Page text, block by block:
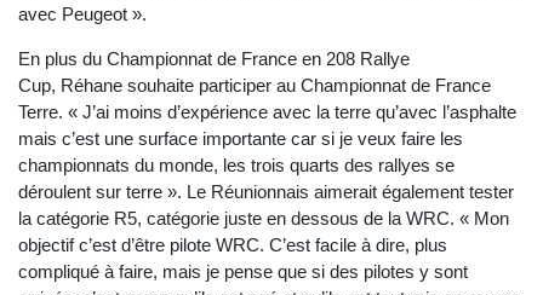
avec Peugeot ».
En plus du Championnat de France en 208 Rallye
Cup, Réhane souhaite participer au Championnat de France
Terre. « J’ai moins d’expérience avec la terre qu’avec l’asphalte
mais c’est une surface importante car si je veux faire les
championnats du monde, les trois quarts des rallyes se
déroulent sur terre ». Le Réunionnais aimerait également tester
la catégorie R5, catégorie juste en dessous de la WRC. « Mon
objectif c’est d’être pilote WRC. C’est facile à dire, plus
compliqué à faire, mais je pense que si des pilotes y sont